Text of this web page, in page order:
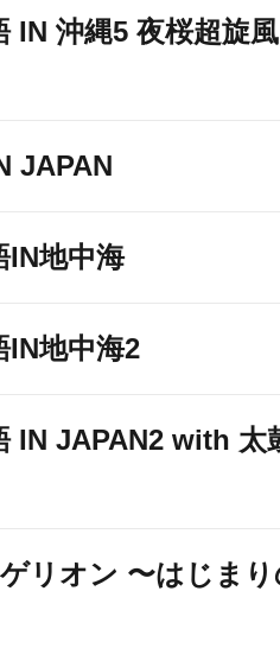
IN 沖縄5 夜桜超旋
JAPAN
IN地中海
IN地中海2
IN JAPAN2 with 太
リオン 〜はじま